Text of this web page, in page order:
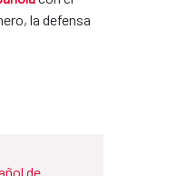
la defensa
de